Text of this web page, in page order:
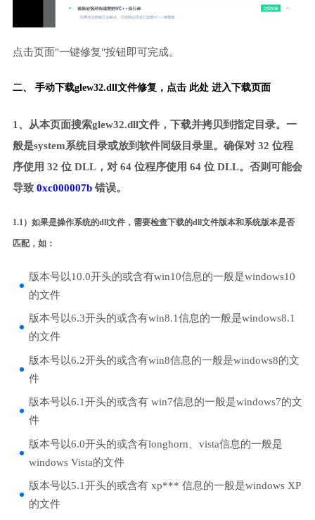
点击页面"一键修复"按钮即可完成。
二、 手动下载glew32.dll文件修复， 点击 此处 进入下载页面
1、从本页面搜索glew32.dll文件，下载并拷贝到指定目录。一
般是system系统目录或放到软件同级目录里。确保对 32 位程
序使用 32 位 DLL，对 64 位程序使用 64 位 DLL。否则可能会
导致 0xc000007b错误。
1.1）如果是操作系统的dll文件，需要检查下载的dll文件版本和系统版本是否
匹配，如：
版本号以10.0开头的或含有win10信息的一般是windows10
的文件
版本号以6.3开头的或含有win8.1信息的一般是windows8.1
的文件
版本号以6.2开头的或含有win8信息的一般是windows8的文
件
版本号以6.1开头的或含有 win7信息的一般是windows7的文
件
版本号以6.0开头的或含有longhorn、vista信息的一般是
windows Vista的文件
版本号以5.1开头的或含有 xp*** 信息的一般是windows XP
的文件